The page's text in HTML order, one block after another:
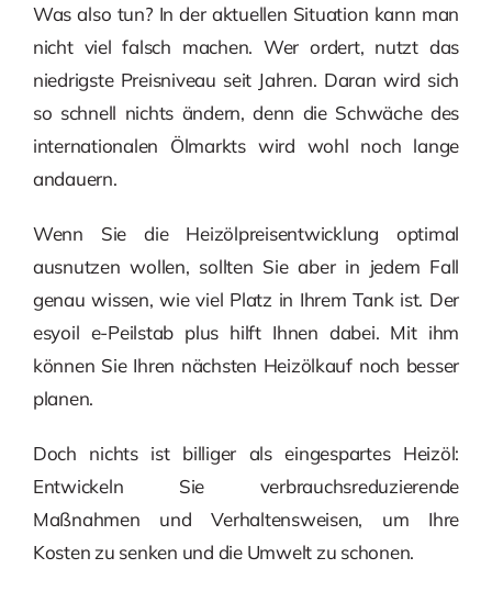
Was also tun? In der aktuellen Situation kann man
nicht viel falsch machen. Wer ordert, nutzt das
niedrigste Preisniveau seit Jahren. Daran wird sich
so schnell nichts ändern, denn die Schwäche des
internationalen Ölmarkts wird wohl noch lange
andauern.
Wenn Sie die Heizölpreisentwicklung optimal
ausnutzen wollen, sollten Sie aber in jedem Fall
genau wissen, wie viel Platz in Ihrem Tank ist. Der
esyoil e-Peilstab plus hilft Ihnen dabei. Mit ihm
können Sie Ihren nächsten Heizölkauf noch besser
planen.
Doch nichts ist billiger als eingespartes Heizöl:
Entwickeln Sie verbrauchsreduzierende
Maßnahmen und Verhaltensweisen, um Ihre
Kosten zu senken und die Umwelt zu schonen.